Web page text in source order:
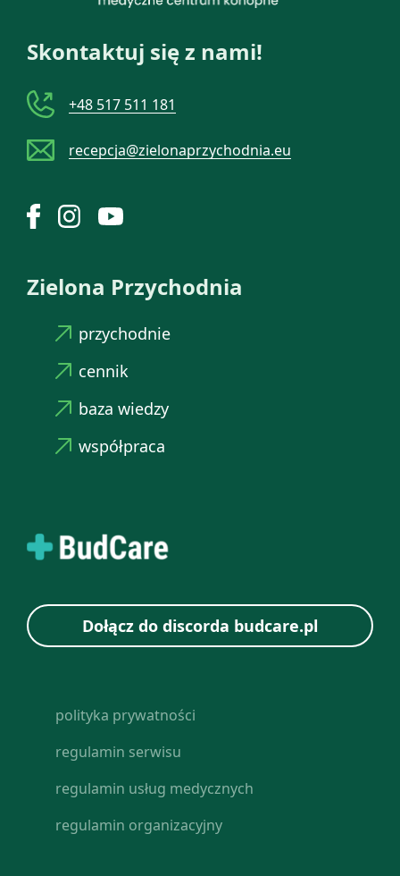
Skontaktuj się z nami!
+48 517 511 181
recepcja@zielonaprzychodnia.eu
Zielona Przychodnia
przychodnie
cennik
baza wiedzy
współpraca
Dołącz do discorda budcare.pl
polityka prywatności
regulamin serwisu
regulamin usług medycznych
regulamin organizacyjny